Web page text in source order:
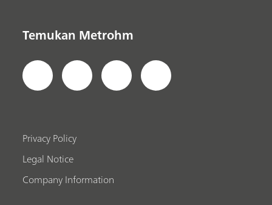
Temukan Metrohm
Privacy Policy
Legal Notice
Company Information